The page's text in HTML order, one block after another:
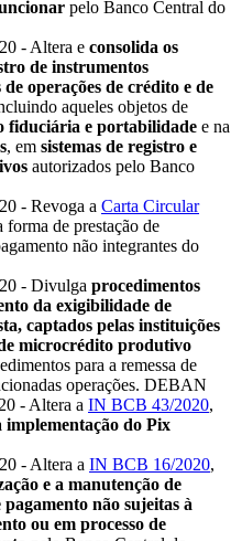
pelo Banco Central do
- Altera e consolida os
de instrumentos
operações de crédito e de
aqueles objetos de
fiduciária e portabilidade e na
, em sistemas de registro e
autorizados pelo Banco
- Revoga a Carta Circular
forma de prestação de
não integrantes do
- Divulga procedimentos
da exigibilidade de
captados pelas instituições
microcrédito produtivo
para a remessa de
operações. DEBAN
- Altera a IN BCB 43/2020,
implementação do Pix
- Altera a IN BCB 16/2020,
e a manutenção de
não sujeitas à
ou em processo de